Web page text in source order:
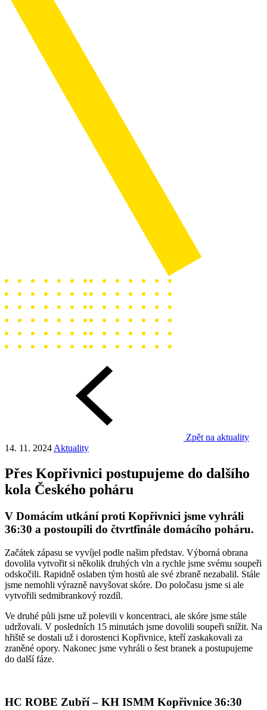
Zpět na aktuality
14. 11. 2024 Aktuality
Přes Kopřivnici postupujeme do dalšího
kola Českého poháru
V Domácím utkání proti Kopřivnici jsme vyhráli
36:30 a postoupili do čtvrtfinále domácího poháru.
Začátek zápasu se vyvíjel podle našim představ. Výborná obrana
dovolila vytvořit si několik druhých vln a rychle jsme svému soupeři
odskočili. Rapidně oslaben tým hostů ale své zbraně nezabalil. Stále
jsme nemohli výrazně navyšovat skóre. Do poločasu jsme si ale
vytvořili sedmibrankový rozdíl.
Ve druhé půli jsme už polevili v koncentraci, ale skóre jsme stále
udržovali. V posledních 15 minutách jsme dovolili soupeři snížit. Na
hřiště se dostali už i dorostenci Kopřivnice, kteří zaskakovali za
zraněné opory. Nakonec jsme vyhráli o šest branek a postupujeme
do další fáze.
HC ROBE Zubří – KH ISMM Kopřivnice 36:30